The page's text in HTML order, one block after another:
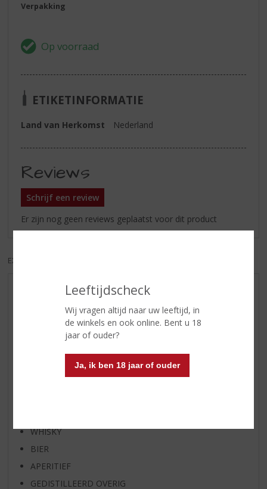
Leeftijdscheck
Wij vragen altijd naar uw leeftijd, in
de winkels en ook online. Bent u 18
jaar of ouder?
Ja, ik ben 18 jaar of ouder
Verpakking
ETIKETINFORMATIE
Land van Herkomst Nederland
Reviews
Schrijf een review
Er zijn nog geen reviews geplaatst voor dit product
EXCL. BTW
AANBIEDINGEN
WIJN VAN DE MAAND
WHISKY VAN DE MAAND
BIER VAN DE MAAND
SPIRIT VAN DE MAAND
WHISKY
BIER
APERITIEF
GEDISTILLEERD OVERIG